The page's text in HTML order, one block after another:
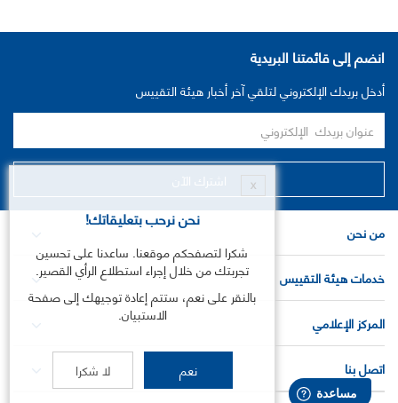
انضم إلى قائمتنا البريدية
أدخل بريدك الإلكتروني لتلقي آخر أخبار هيئة التقييس
من نحن
خدمات هيئة التقييس
المركز الإعلامي
اتصل بنا
X
نحن نرحب بتعليقاتك!
شكرا لتصفحكم موقعنا. ساعدنا على تحسين
تجربتك من خلال إجراء استطلاع الرأي القصير.
بالنقر على نعم، ستتم إعادة توجيهك إلى صفحة
الاستبيان.
نعم لا شكرا